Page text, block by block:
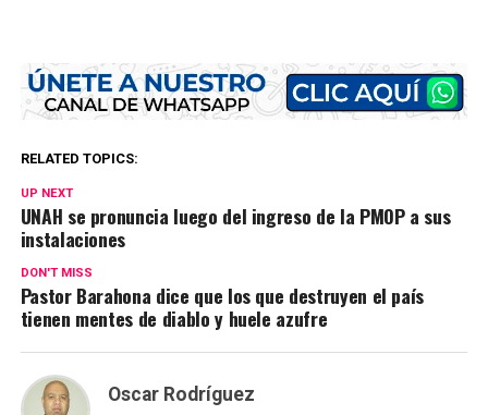
RELATED TOPICS:
UP NEXT
UNAH se pronuncia luego del ingreso de la PMOP a sus
instalaciones
DON'T MISS
Pastor Barahona dice que los que destruyen el país
tienen mentes de diablo y huele azufre
Oscar Rodríguez